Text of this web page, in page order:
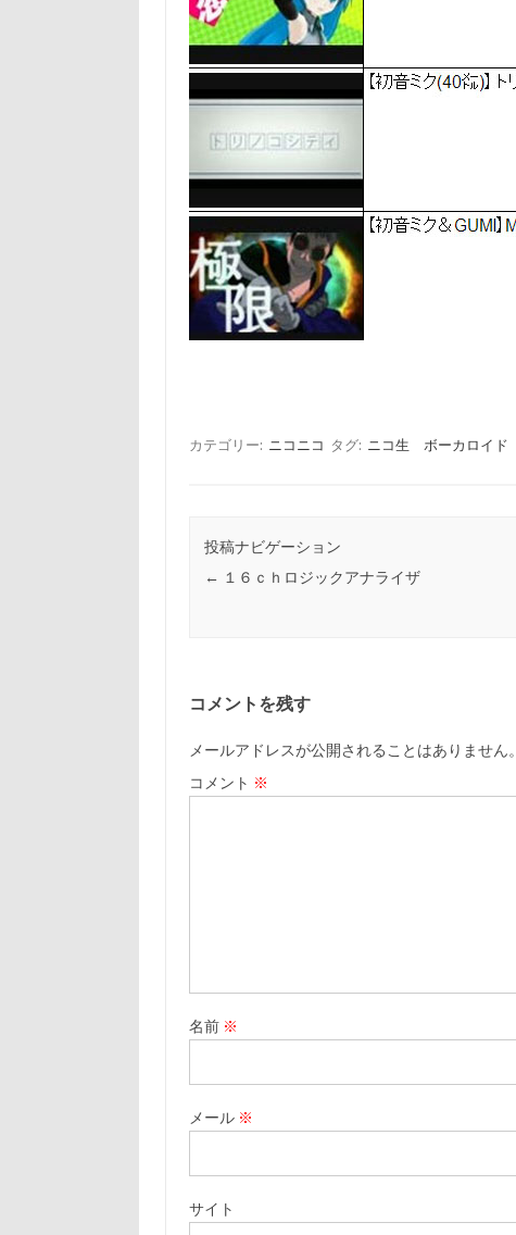
カテゴリー: ニコニコ タグ: ニコ生 ボーカロイド
投稿ナビゲーション
← １６ｃｈロジックアナライザ
コメントを残す
メールアドレスが公開されることはありません。
コメント ※
名前 ※
メール ※
サイト